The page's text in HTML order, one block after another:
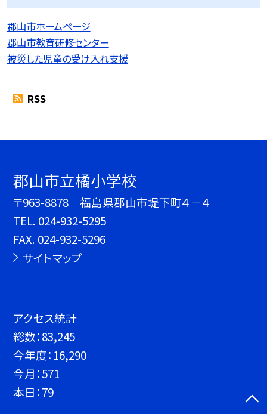
郡山市ホームページ
郡山市教育研修センター
被災した児童の受け入れ支援
RSS
郡山市立橘小学校
〒963-8878 福島県郡山市堤下町４－４
TEL. 024-932-5295
FAX. 024-932-5296
サイトマップ
アクセス統計
総数：83,245
今年度： 16,290
今月：571
本日：79